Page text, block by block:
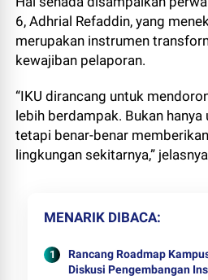
6, Adhrial Refaddin, yang
merupakan instrumen
kewajiban pelaporan.
“IKU dirancang untuk
lebih berdampak. Bukan
tetapi benar-benar
lingkungan sekitarnya,”
MENARIK DIBACA
Rancang Roadmap
Diskusi Pengembangan